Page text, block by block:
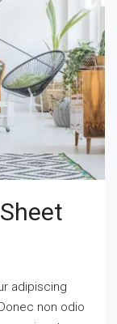
adipiscing
non odio